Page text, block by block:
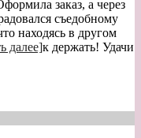
заказ, а через
съедобному
находясь в другом
далее]к держать! Удачи